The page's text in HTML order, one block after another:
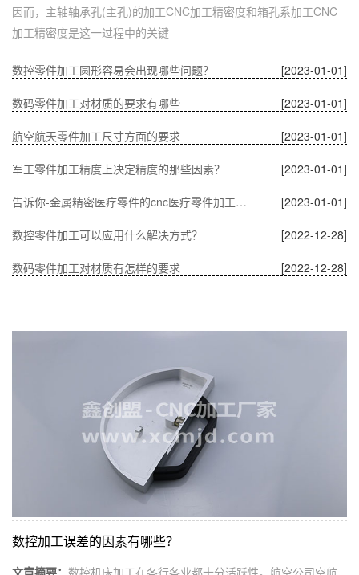
因而，主轴轴承孔(主孔)的加工CNC加工精密度和箱孔系加工CNC
加工精密度是这一过程中的关键
[2023-01-01]
数控零件加工圆形容易会出现哪些问题？
[2023-01-01]
数码零件加工对材质的要求有哪些
[2023-01-01]
航空航天零件加工尺寸方面的要求
[2023-01-01]
军工零件加工精度上决定精度的那些因素？
[2023-01-01]
告诉你-金属精密医疗零件的cnc医疗零件加工有什么优势？
[2022-12-28]
数控零件加工可以应用什么解决方式？
[2022-12-28]
数码零件加工对材质有怎样的要求
数控加工误差的因素有哪些？